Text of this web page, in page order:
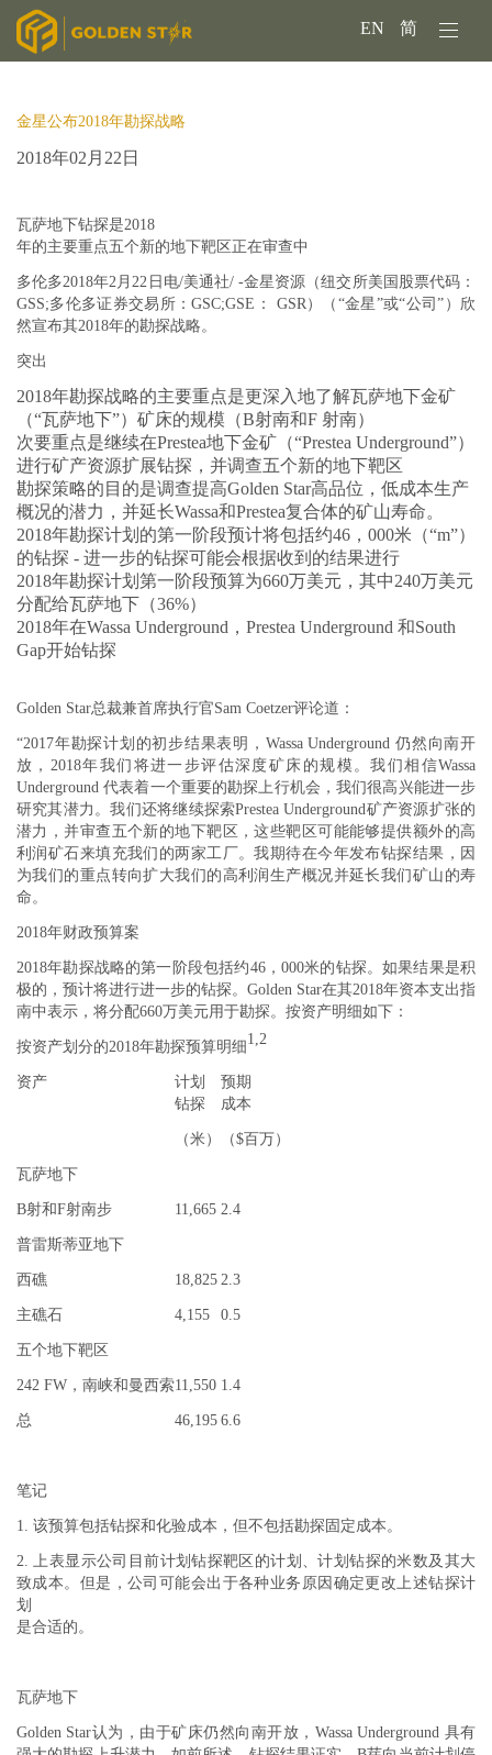
EN 简
金星公布2018年勘探战略
2018年02月22日
瓦萨地下钻探是2018
年的主要重点五个新的地下靶区正在审查中
多伦多2018年2月22日电/美通社/ -金星资源（纽交所美国股票代码：
GSS;多伦多证券交易所：GSC;GSE： GSR）（“金星”或“公司”）欣
然宣布其2018年的勘探战略。
突出
2018年勘探战略的主要重点是更深入地了解瓦萨地下金矿
（“瓦萨地下”）矿床的规模（B射南和F 射南）
次要重点是继续在Prestea地下金矿（“Prestea Underground”）
进行矿产资源扩展钻探，并调查五个新的地下靶区
勘探策略的目的是调查提高Golden Star高品位，低成本生产
概况的潜力，并延长Wassa和Prestea复合体的矿山寿命。
2018年勘探计划的第一阶段预计将包括约46，000米（“m”）
的钻探 - 进一步的钻探可能会根据收到的结果进行
2018年勘探计划第一阶段预算为660万美元，其中240万美元
分配给瓦萨地下（36%）
2018年在Wassa Underground，Prestea Underground 和South
Gap开始钻探
Golden Star总裁兼首席执行官Sam Coetzer评论道：
“2017年勘探计划的初步结果表明，Wassa Underground 仍然向南开
放，2018年我们将进一步评估深度矿床的规模。我们相信Wassa
Underground 代表着一个重要的勘探上行机会，我们很高兴能进一步
研究其潜力。我们还将继续探索Prestea Underground矿产资源扩张的
潜力，并审查五个新的地下靶区，这些靶区可能能够提供额外的高
利润矿石来填充我们的两家工厂。我期待在今年发布钻探结果，因
为我们的重点转向扩大我们的高利润生产概况并延长我们矿山的寿
命。
2018年财政预算案
2018年勘探战略的第一阶段包括约46，000米的钻探。如果结果是积
极的，预计将进行进一步的钻探。Golden Star在其2018年资本支出指
南中表示，将分配660万美元用于勘探。按资产明细如下：
按资产划分的2018年勘探预算明细1,2
资产
计划
钻探
（米）
预期
成本
（$百万）
瓦萨地下
B射和F射南步 11,665 2.4
普雷斯蒂亚地下
西礁 18,825 2.3
主礁石 4,155 0.5
五个地下靶区
242 FW，南峡和曼西索11,550 1.4
总 46,195 6.6
笔记
1. 该预算包括钻探和化验成本，但不包括勘探固定成本。
2. 上表显示公司目前计划钻探靶区的计划、计划钻探的米数及其大
致成本。但是，公司可能会出于各种业务原因确定更改上述钻探计
划
是合适的。
瓦萨地下
Golden Star认为，由于矿床仍然向南开放，Wassa Underground 具有